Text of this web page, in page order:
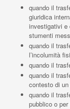
quando il
giuridica
investigativi e
stumenti
quando il
l’incolumità
quando il
quando il
contesto di
quando il
pubblico o